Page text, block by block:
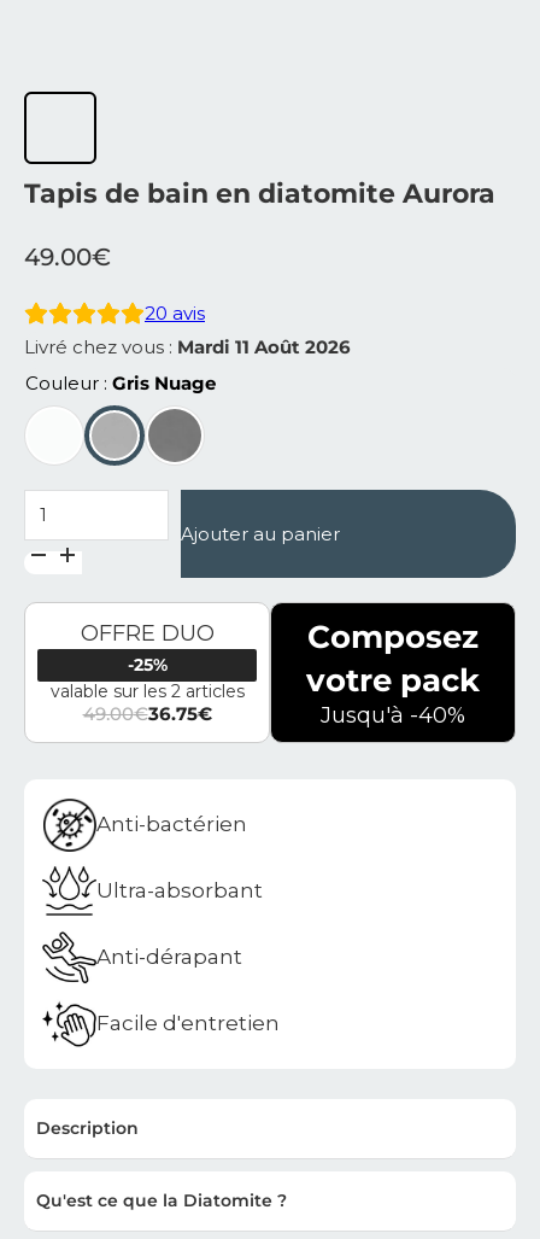
Tapis de bain en diatomite Aurora
49.00€
20 avis
Livré chez vous : Mardi 11 Août 2026
Couleur Gris Nuage
quantité de Tapis de bain en diatomite Aurora
Ajouter au panier
OFFRE DUO
-25%
valable sur les 2 articles
49.00€
Le prix initial était : 49.00€.
36.75€
Le prix actuel est : 36.75€.
Composez
votre pack
Jusqu'à -40%
Anti-bactérien
Ultra-absorbant
Anti-dérapant
Facile d'entretien
Description
Qu'est ce que la Diatomite ?